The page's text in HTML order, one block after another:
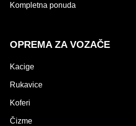
Kompletna ponuda
OPREMA ZA VOZAČE
Kacige
Rukavice
Koferi
Čizme